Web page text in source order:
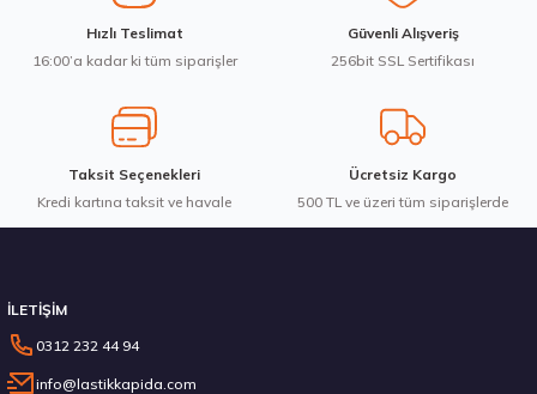
Ürün fiyatı diğer sitelerden daha pahalı.
Bu ürüne benzer farklı alternatifler olmalı.
Waterfall 215/50R17 95W XL Unique UHP Yaz 2026
Hızlı Teslimat
16:00’a kadar ki tüm siparişler
Güvenli Alışveriş
256bit SSL Sertifikası
Taksit Seçenekleri
Kredi kartına taksit ve havale
Ücretsiz Kargo
500 TL ve üzeri tüm siparişlerde
İLETİŞİM
0312 232 44 94
info@lastikkapida.com